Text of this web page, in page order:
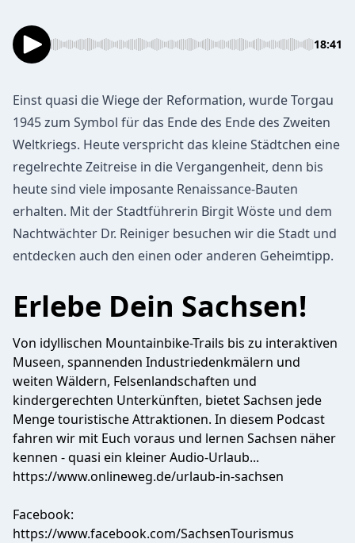
18:41
Einst quasi die Wiege der Reformation, wurde Torgau
1945 zum Symbol für das Ende des Ende des Zweiten
Weltkriegs. Heute verspricht das kleine Städtchen eine
regelrechte Zeitreise in die Vergangenheit, denn bis
heute sind viele imposante Renaissance-Bauten
erhalten. Mit der Stadtführerin Birgit Wöste und dem
Nachtwächter Dr. Reiniger besuchen wir die Stadt und
entdecken auch den einen oder anderen Geheimtipp.
Erlebe Dein Sachsen!
Von idyllischen Mountainbike-Trails bis zu interaktiven
Museen, spannenden Industriedenkmälern und
weiten Wäldern, Felsenlandschaften und
kindergerechten Unterkünften, bietet Sachsen jede
Menge touristische Attraktionen. In diesem Podcast
fahren wir mit Euch voraus und lernen Sachsen näher
kennen - quasi ein kleiner Audio-Urlaub...
https://www.onlineweg.de/urlaub-in-sachsen
Facebook:
https://www.facebook.com/SachsenTourismus